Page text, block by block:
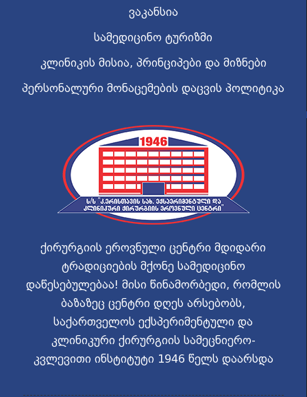
ვაკანსია
სამედიცინო ტურიზმი
კლინიკის მისია, პრინციპები და მიზნები
პერსონალური მონაცემების დაცვის პოლიტიკა
ქირურგიის ეროვნული ცენტრი მდიდარი
ტრადიციების მქონე სამედიცინო
დაწესებულებაა! მისი წინამორბედი, რომლის
ბაზაზეც ცენტრი დღეს არსებობს,
საქართველოს ექსპერიმენტული და
კლინიკური ქირურგიის სამეცნიერო-
კვლევითი ინსტიტუტი 1946 წელს დაარსდა